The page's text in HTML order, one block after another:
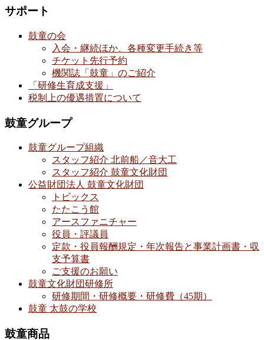
サポート
鼓童の会
入会・継続ほか、各種変更手続き等
チケット先行予約
機関誌「鼓童」のご紹介
「研修生育成支援」
税制上の優遇措置について
鼓童グループ
鼓童グループ組織
スタッフ紹介 北前船／音大工
スタッフ紹介 鼓童文化財団
公益財団法人 鼓童文化財団
トピックス
たたこう館
アースファニチャー
役員・評議員
定款・役員報酬規定・年次報告と事業計画書・収
支予算書
ご支援のお願い
鼓童文化財団研修所
研修期間・研修概要・研修費（45期）
鼓童 太鼓の学校
鼓童商品